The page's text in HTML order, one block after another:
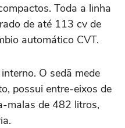
Toda a linha
de até 113 cv de
automático CVT.
O sedã mede
possui entre-eixos de
malas de 482 litros,